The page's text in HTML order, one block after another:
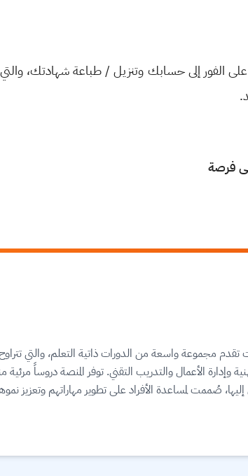
الفور إلى حسابك وتنزيل / طباعة شهادتك،
فرصة
تقدم مجموعة واسعة من الدورات ذاتية التعلم، والتي
وإدارة الأعمال والتدريب التقني. توفر المنصة دروساً
صُممت لمساعدة الأفراد على تطوير مهاراتهم وتعزيز